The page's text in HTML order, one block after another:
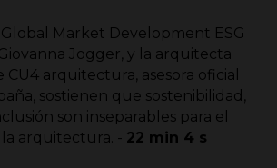
Market Development ESG
Jogger, y la arquitecta
arquitectura, asesora oficial
sostienen que sostenibilidad,
son inseparables para el
arquitectura. - 22 min 4 s